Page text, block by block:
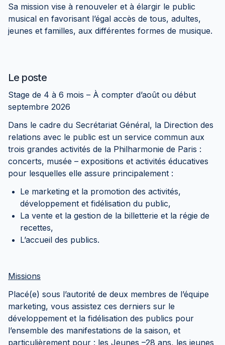
Sa mission vise à renouveler et à élargir le public
musical en favorisant l’égal accès de tous, adultes,
jeunes et familles, aux différentes formes de musique.
Le poste
Stage de 4 à 6 mois – À compter d’août ou début
septembre 2026
Dans le cadre du Secrétariat Général, la Direction des
relations avec le public est un service commun aux
trois grandes activités de la Philharmonie de Paris :
concerts, musée – expositions et activités éducatives
pour lesquelles elle assure principalement :
Le marketing et la promotion des activités,
développement et fidélisation du public,
La vente et la gestion de la billetterie et la régie de
recettes,
L’accueil des publics.
Missions
Placé(e) sous l’autorité de deux membres de l’équipe
marketing, vous assistez ces derniers sur le
développement et la fidélisation des publics pour
l’ensemble des manifestations de la saison, et
particulièrement pour : les Jeunes –28 ans, les jeunes